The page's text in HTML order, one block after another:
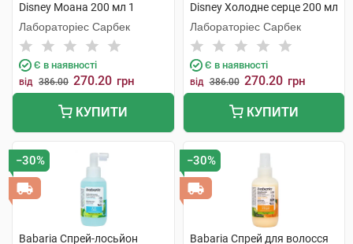
Disney Моана 200 мл 1
флакон
Лабораторіес Сарбек
Є в наявності
від 386.00 270.20 грн
КУПИТИ
Disney Холодне серце 200 мл
1 флакон
Лабораторіес Сарбек
Є в наявності
від 386.00 270.20 грн
КУПИТИ
−30%
Babaria Спрей-лосьйон
−30%
Babaria Спрей для волосся